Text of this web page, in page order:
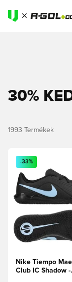
30%
1993 Termékek
Megnyit egy
-33%
Nike Tiempo
Club IC Shadow -